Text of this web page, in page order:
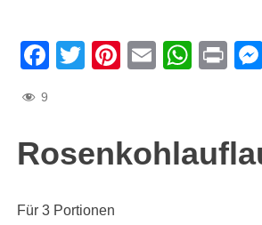
Facebook
TwitterPinterest
Email
9
Für 3 Portionen